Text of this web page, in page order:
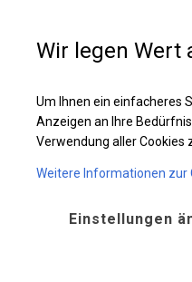
Ganzjähriges
Wir legen Wert
Um Ihnen ein einfacheres
Anzeigen an Ihre
Verwendung aller Cookies
Weitere Informationen zur
Einstellungen